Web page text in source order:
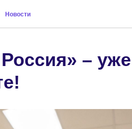
Новости
–